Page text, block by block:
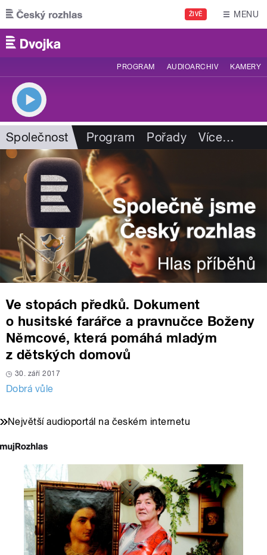
Přejít k hlavnímu obsahu
ŽIVĚ MENU
PROGRAM AUDIOARCHIV KAMERY
Společnost Program Pořady Více…
Ve stopách předků. Dokument
o husitské farářce a pravnučce Boženy
Němcové, která pomáhá mladým
z dětských domovů
30. září 2017
Dobrá vůle
Největší audioportál na českém internetu